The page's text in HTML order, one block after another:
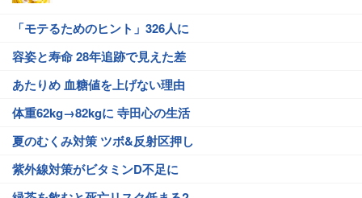
「モテるためのヒント」326人に
容姿と寿命 28年追跡で見えた差
あたりめ 血糖値を上げない理由
体重62kg→82kgに 寺田心の生活
夏のむくみ対策 ツボ&反射区押し
紫外線対策がビタミンD不足に